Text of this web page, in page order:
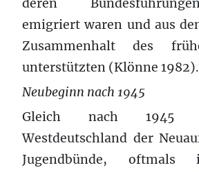
deren
emigriert waren und aus
Zusammenhalt des
unterstützten (Klönne 1982).
Neubeginn nach 1945
Gleich nach 1945
Westdeutschland der
Jugendbünde,